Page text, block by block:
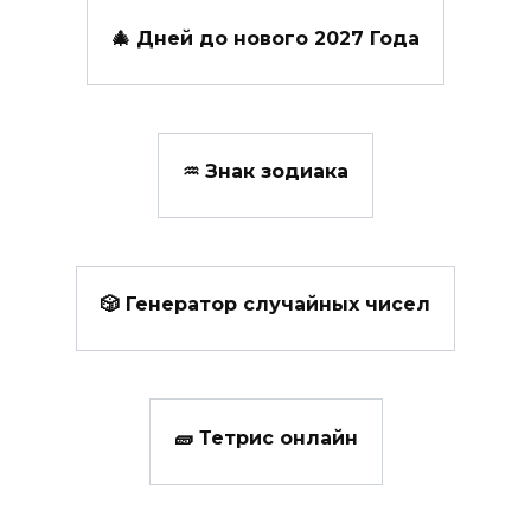
🎄 Дней до нового 2027 Года
♒ Знак зодиака
🎲 Генератор случайных чисел
🧱 Тетрис онлайн